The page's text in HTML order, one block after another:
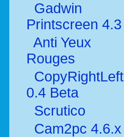
Gadwin
Printscreen 4.3
Anti Yeux
Rouges
CopyRightLeft
0.4 Beta
Scrutico
Cam2pc 4.6.x